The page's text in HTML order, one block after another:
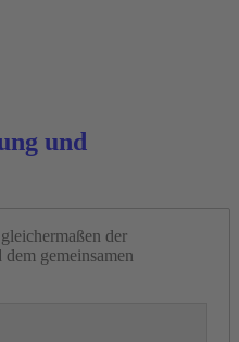
und
der
gemeinsamen